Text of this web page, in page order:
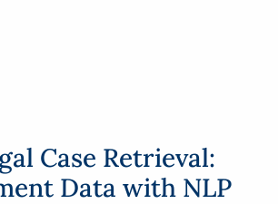
Case Retrieval:
Data with NLP